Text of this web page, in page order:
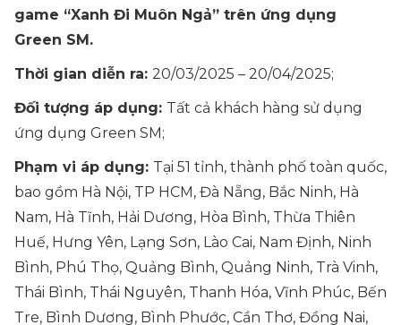
game “Xanh Đi Muôn Ngả” trên ứng dụng
Green SM.
Thời gian diễn ra: 20/03/2025 – 20/04/2025;
Đối tượng áp dụng: Tất cả khách hàng sử dụng
ứng dụng Green SM;
Phạm vi áp dụng: Tại 51 tỉnh, thành phố toàn quốc,
bao gồm Hà Nội, TP HCM, Đà Nẵng, Bắc Ninh, Hà
Nam, Hà Tĩnh, Hải Dương, Hòa Bình, Thừa Thiên
Huế, Hưng Yên, Lạng Sơn, Lào Cai, Nam Định, Ninh
Bình, Phú Thọ, Quảng Bình, Quảng Ninh, Trà Vinh,
Thái Bình, Thái Nguyên, Thanh Hóa, Vĩnh Phúc, Bến
Tre, Bình Dương, Bình Phước, Cần Thơ, Đồng Nai,